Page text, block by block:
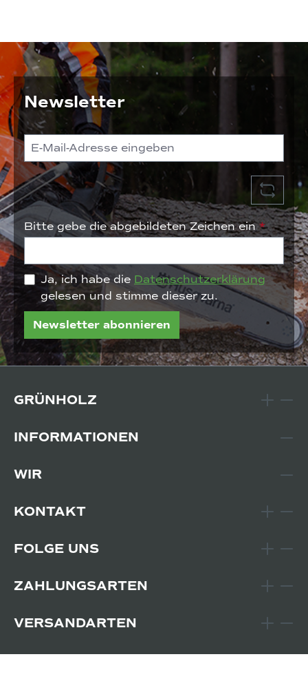
Newsletter
Bitte gebe die abgebildeten Zeichen ein*
Ja, ich habe die Datenschutzerklärung
gelesen und stimme dieser zu.
Newsletter abonnieren
GRÜNHOLZ
INFORMATIONEN
WIR
KONTAKT
FOLGE UNS
ZAHLUNGSARTEN
VERSANDARTEN